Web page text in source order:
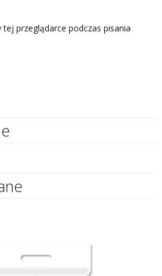
przeglądarce podczas pisania